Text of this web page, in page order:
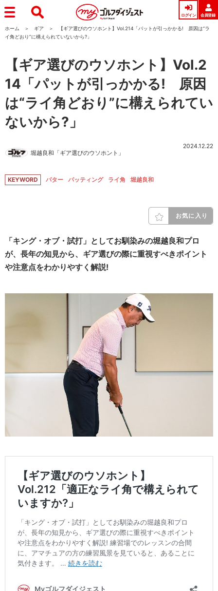
ログイン 会員登録
ホーム ギア
【ギア選びのウソホント】Vol.214「パットが引っかかる! 原因は“ラ
イ角どおり”に構えられていないから?」
【ギア選びのウソホント】Vol.2
14「パットが引っかかる! 原因
は“ライ角どおり”に構えられてい
ないから?」
堀越良和「ギア選びのウソホント」
2024.12.22
KEYWORD パター パッティング ライ角 堀越良和
お気に入り
「キング・オブ・試打」としてお馴染みの堀越良和プロ
が、長年の知見から、ギア選びの際に重視すべきポイント
や注意点をわかりやすく解説!